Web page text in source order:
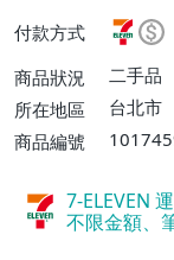
【免運
付款方式
商品狀況
二手品
所在地區
台北市
商品編號
7-ELEVEN
不限金額、